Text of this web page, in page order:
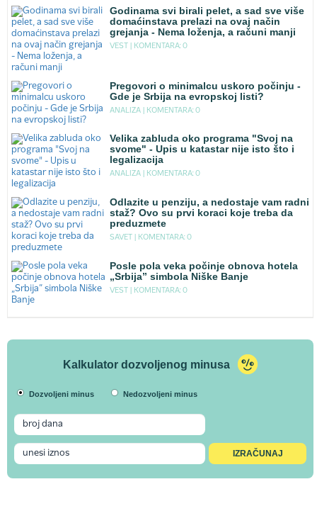
Godinama svi birali pelet, a sad sve više
domaćinstava prelazi na ovaj način
grejanja - Nema loženja, a računi manji
VEST | KOMENTARA: 0
Pregovori o minimalcu uskoro počinju -
Gde je Srbija na evropskoj listi?
ANALIZA | KOMENTARA: 0
Velika zabluda oko programa "Svoj na
svome" - Upis u katastar nije isto što i
legalizacija
ANALIZA | KOMENTARA: 0
Odlazite u penziju, a nedostaje vam radni
staž? Ovo su prvi koraci koje treba da
preduzmete
SAVET | KOMENTARA: 0
Posle pola veka počinje obnova hotela
„Srbija” simbola Niške Banje
VEST | KOMENTARA: 0
Kalkulator dozvoljenog minusa
Dozvoljeni minus Nedozvoljeni minus